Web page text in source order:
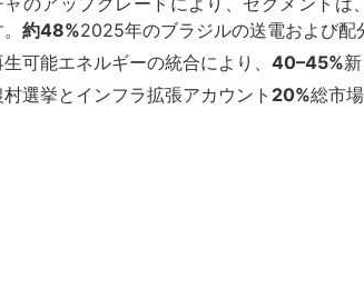
約48%2025年のブラジルの送電および配
可能エネルギーの統合により、 40–45%
村選挙とインフラ拡張アカウント 20%総市場